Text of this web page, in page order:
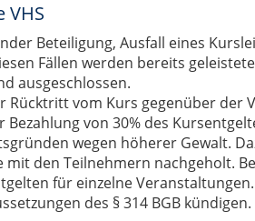
VHS
Beteiligung, Ausfall eines
Fällen werden bereits
ausgeschlossen.
vom Kurs gegenüber der
von 30% des
wegen höherer Gewalt.
den Teilnehmern nachgeholt.
für einzelne
des § 314 BGB